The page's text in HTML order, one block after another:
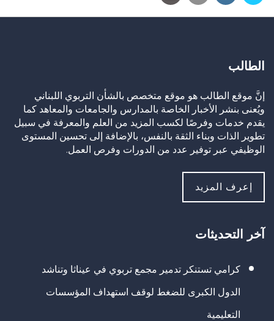
الطالب
إنَّ موقع الطالب هو موقع متخصص بالشأن التربوي اللبناني
ويُعنى بنشر الأخبار الخاصة بالمدارس والجامعات والمعاهد كما
يقدم خدمات وفرصًا لكسب المزيد من العلم والمعرفة في سبيل
تطوير الذات وبناء الثقة بالنفس، بالإضافة إلى تحسين المستوى
الوظيفي عبر توفير عدد من الدورات وفرص العمل.
إعرف المزيد
آخر التحديثات
كرامي تستنكر تدمير مجمع تربوي في عيناثا وتناشد
الدول الكبرى للضغط لوقف استهداف المؤسسات
التعليمية